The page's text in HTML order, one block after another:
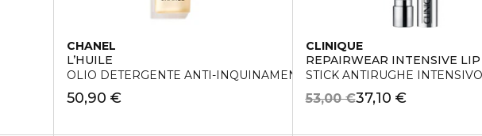
CHANEL
L’HUILE
OLIO DETERGENTE ANTI-INQUINAMENTO
50,90 €
CLINIQUE
REPAIRWEAR INTENSIVE
STICK ANTIRUGHE
37,10 €
53,00 €